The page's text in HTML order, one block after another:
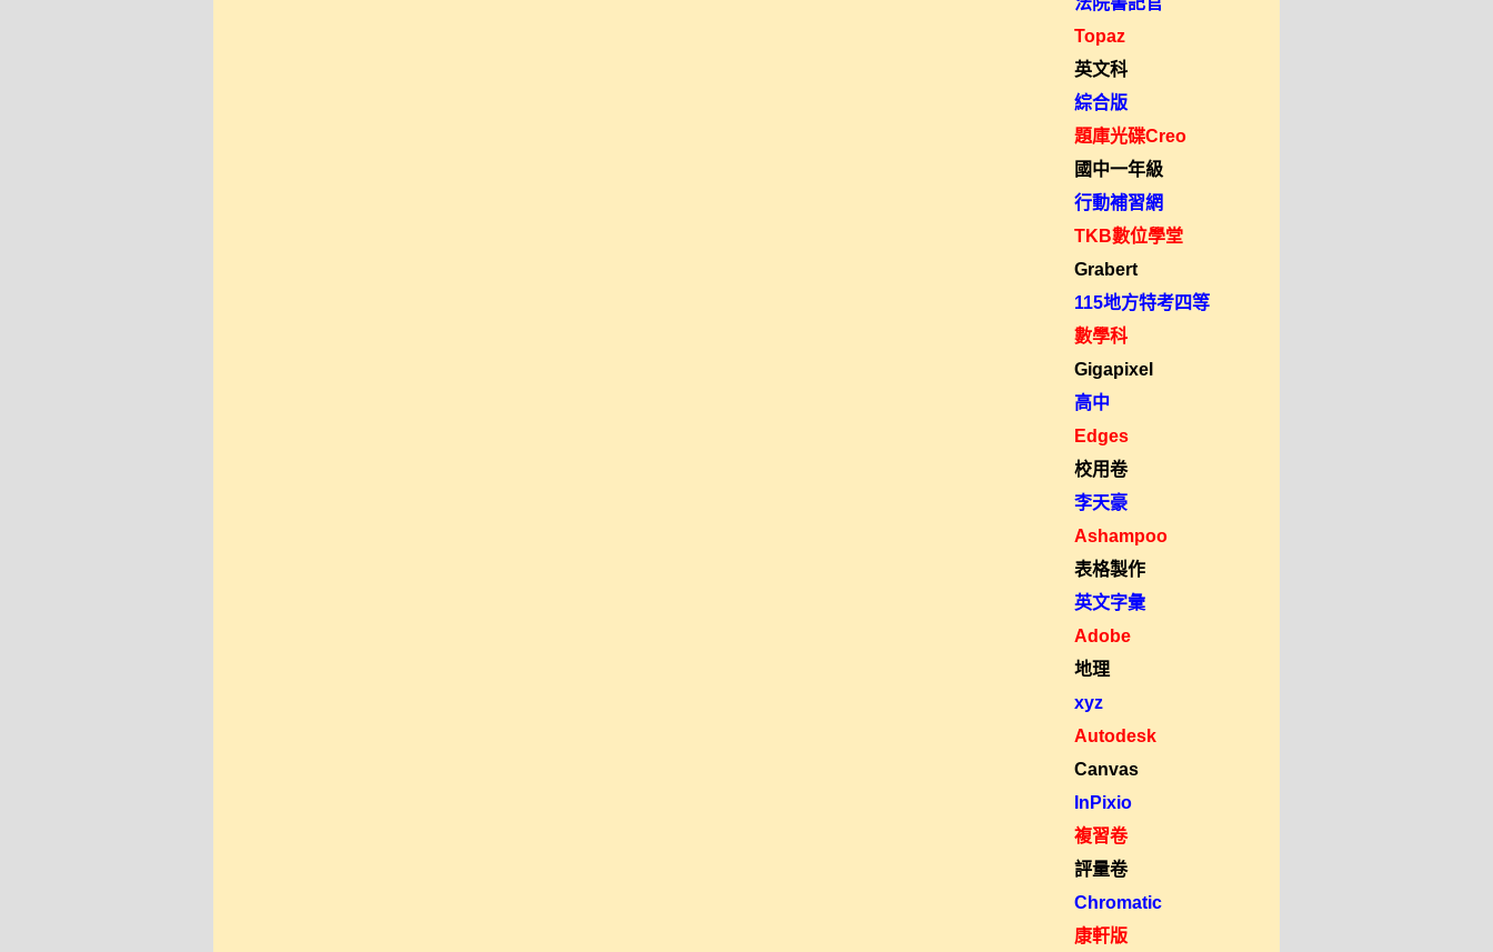
Topaz
英文科
綜合版
題庫光碟Creo
國中一年級
行動補習網
TKB數位學堂
Grabert
115地方特考四等
數學科
Gigapixel
高中
Edges
校用卷
李天豪
Ashampoo
表格製作
英文字彙
Adobe
地理
xyz
Autodesk
Canvas
InPixio
複習卷
評量卷
Chromatic
康軒版